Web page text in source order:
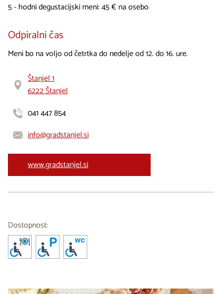
5 - hodni degustacijski meni: 45 € na osebo
Odpiralni čas
Meni bo na voljo od četrtka do nedelje od 12. do 16. ure.
Štanjel 1
6222 Štanjel
041 447 854
info@gradstanjel.si
www.gradstanjel.si
Dostopnost: